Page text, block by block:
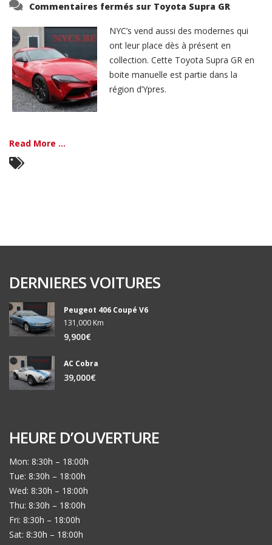
Commentaires fermés sur Toyota Supra GR
NYC’s vend aussi des modernes qui
ont leur place dès à présent en
collection. Cette Toyota Supra GR en
boite manuelle est partie dans la
région d’Ypres.
Read More ...
DERNIERES VOITURES
Peugeot 406 Coupé V6
131,000 Km
9,900€
AC Cobra
39,000€
HEURE D’OUVERTURE
Mon: 8:30h – 18:00h
Tue: 8:30h – 18:00h
Wed: 8:30h – 18:00h
Thu: 8:30h – 18:00h
Fri: 8:30h – 18:00h
Sat: 8:30h – 18:00h